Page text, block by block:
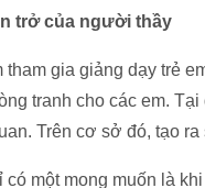
trở của người thầy
tham gia giảng dạy trẻ
tranh cho các em.
Trên cơ sở đó, tạo
có một mong muốn là